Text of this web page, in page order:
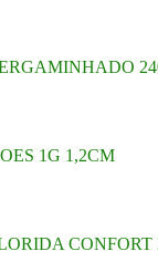
1G 1,2CM
CONFORT